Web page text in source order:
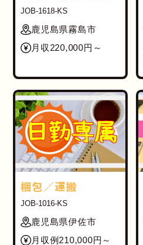
JOB-1618-KS
鹿児島県霧島市
月収220,000円～
梱包／運搬
JOB-1016-KS
鹿児島県伊佐市
月収例210,000円～